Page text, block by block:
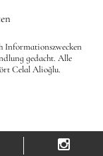
Informationszwecken
gedacht. Alle
Celal Alioğlu.